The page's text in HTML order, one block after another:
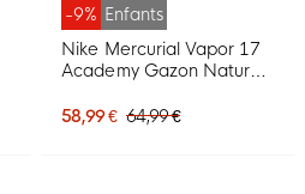
-9% Enfants
Nike Mercurial Vapor 17
Academy Gazon Naturel
Chaussures de Foot (MG)
58,99 € 64,99 €